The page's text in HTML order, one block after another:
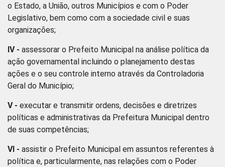
o Estado, a União, outros Municípios e com o Poder
Legislativo, bem como com a sociedade civil e suas
organizações;
IV - assessorar o Prefeito Municipal na análise política da
ação governamental incluindo o planejamento destas
ações e o seu controle interno através da Controladoria
Geral do Município;
V - executar e transmitir ordens, decisões e diretrizes
políticas e administrativas da Prefeitura Municipal dentro
de suas competências;
VI - assistir o Prefeito Municipal em assuntos referentes à
política e, particularmente, nas relações com o Poder